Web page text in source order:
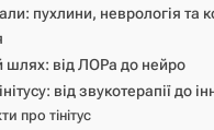
пухлини, неврологія та
шлях: від ЛОРа до нейро
від звукотерапії до
про тінітус